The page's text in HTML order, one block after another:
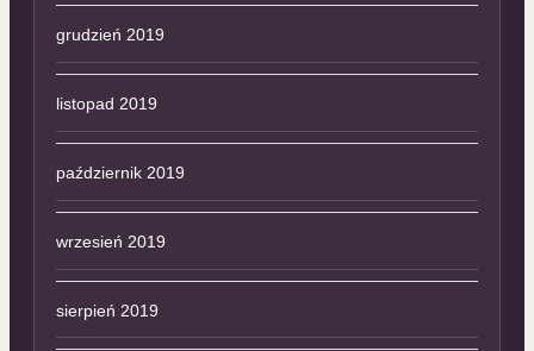
grudzień 2019
listopad 2019
październik 2019
wrzesień 2019
sierpień 2019